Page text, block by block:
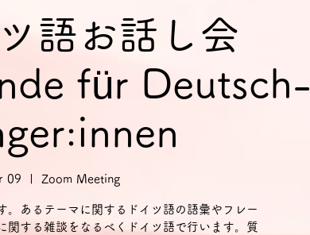
語お話し会
für Deutsch-
09 Zoom Meeting
。あるテーマに関するドイツ語の語彙やフレー
関する雑談をなるべくドイツ語で行います。質